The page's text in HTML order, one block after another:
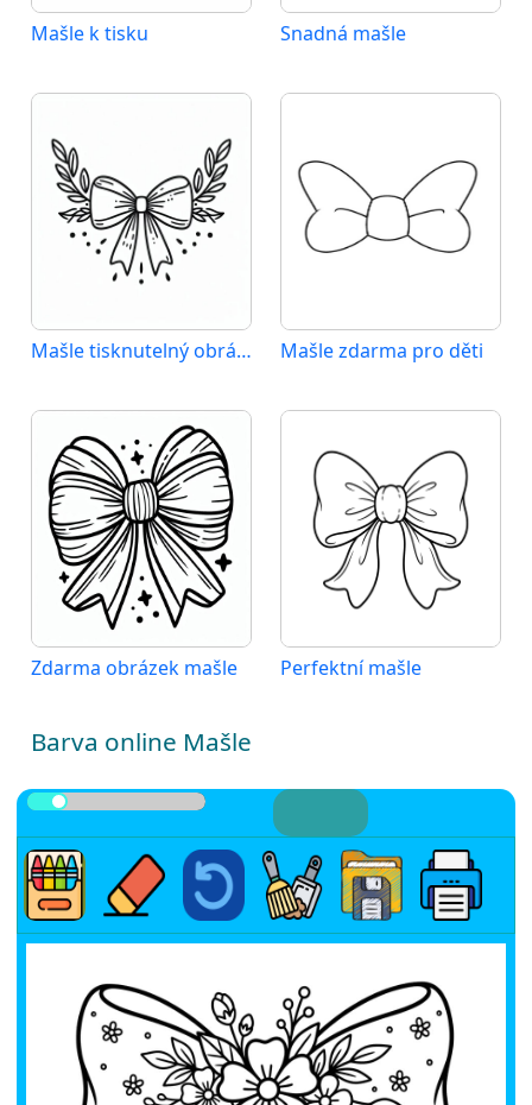
Mašle k tisku Snadná mašle
Mašle tisknutelný obrázek Mašle zdarma pro děti
Zdarma obrázek mašle Perfektní mašle
Barva online Mašle